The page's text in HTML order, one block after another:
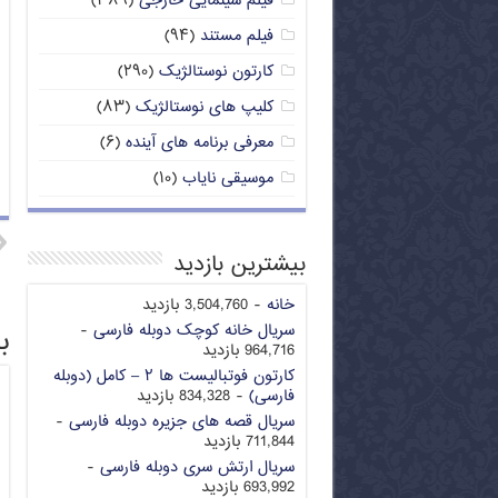
فیلم مستند (۹۴)
کارتون نوستالژیک (۲۹۰)
کلیپ های نوستالژیک (۸۳)
معرفی برنامه های آینده (۶)
موسیقی نایاب (۱۰)
بیشترین بازدید
خانه - 3,504,760 بازدید
سریال خانه کوچک دوبله فارسی -
964,716 بازدید
کارتون فوتبالیست ها ۲ – کامل (دوبله
فارسی) - 834,328 بازدید
سریال قصه های جزیره دوبله فارسی -
711,844 بازدید
سریال ارتش سری دوبله فارسی -
693,992 بازدید